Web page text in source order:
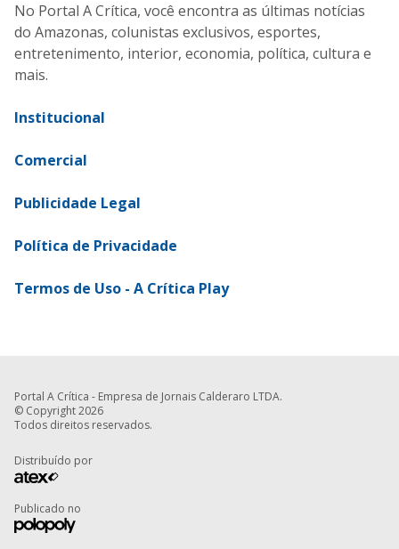
No Portal A Crítica, você encontra as últimas notícias
do Amazonas, colunistas exclusivos, esportes,
entretenimento, interior, economia, política, cultura e
mais.
Institucional
Comercial
Publicidade Legal
Política de Privacidade
Termos de Uso - A Crítica Play
Portal A Crítica - Empresa de Jornais Calderaro LTDA.
© Copyright 2026
Todos direitos reservados.
Distribuído por
Publicado no